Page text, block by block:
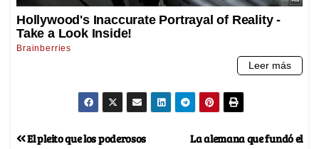
La alemana que fundó el
El pleito que los poderosos